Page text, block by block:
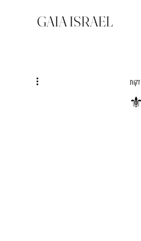
GAIA ISRAEL